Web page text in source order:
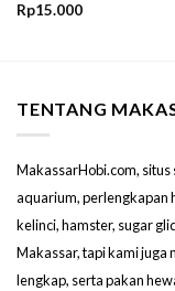
Rp15.000
TENTANG
MakassarHobi.com,
aquarium, perlengkapan
kelinci, hamster, sugar
Makassar, tapi kami
lengkap, serta pakan